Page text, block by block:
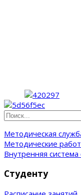
Методическая
Методические
Внутренняя
Студенту